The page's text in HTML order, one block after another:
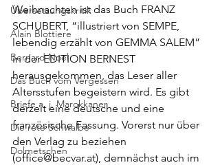
Übersetzungskritik
Alain Blottiere
Bernard Noel
Das Buch vom Vergessen
Briefe a. j. Marokkaner
Die rote Schwalbe
Dolmetschen
Weihnachten ist das Buch FRANZ
SCHUBERT, “illustriert von SEMPE,
lebendig erzählt von GEMMA SALEM”
in der EDITION BERNEST
herausgekommen, das Leser aller
Altersstufen begeistern wird. Es gibt
derzeit eine deutsche und eine
französische Fassung. Vorerst nur über
den Verlag zu beziehen
(office@becvar.at), demnächst auch im